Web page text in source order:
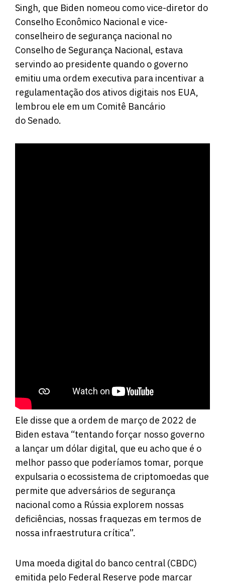
Singh, que Biden nomeou como vice-diretor do
Conselho Econômico Nacional e vice-
conselheiro de segurança nacional no
Conselho de Segurança Nacional, estava
servindo ao presidente quando o governo
emitiu uma ordem executiva para incentivar a
regulamentação dos ativos digitais nos EUA,
lembrou ele em um Comitê Bancário
do Senado.
Ele disse que a ordem de março de 2022 de
Biden estava “tentando forçar nosso governo
a lançar um dólar digital, que eu acho que é o
melhor passo que poderíamos tomar, porque
expulsaria o ecossistema de criptomoedas que
permite que adversários de segurança
nacional como a Rússia explorem nossas
deficiências, nossas fraquezas em termos de
nossa infraestrutura crítica”.
Uma moeda digital do banco central (CBDC)
emitida pelo Federal Reserve pode marcar